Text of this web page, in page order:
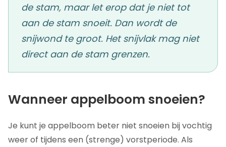
de stam, maar let erop dat je niet tot
aan de stam snoeit. Dan wordt de
snijwond te groot. Het snijvlak mag niet
direct aan de stam grenzen.
Wanneer appelboom snoeien?
Je kunt je appelboom beter niet snoeien bij vochtig
weer of tijdens een (strenge) vorstperiode. Als